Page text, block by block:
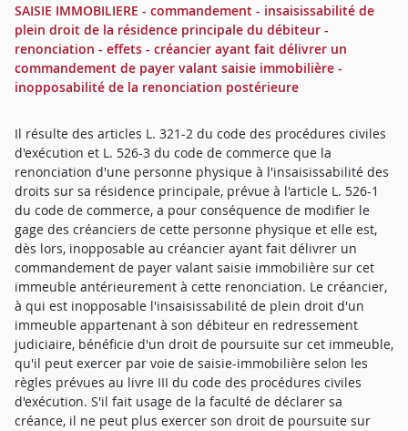
SAISIE IMMOBILIERE - commandement - insaisissabilité de
plein droit de la résidence principale du débiteur -
renonciation - effets - créancier ayant fait délivrer un
commandement de payer valant saisie immobilière -
inopposabilité de la renonciation postérieure
Il résulte des articles L. 321-2 du code des procédures civiles
d'exécution et L. 526-3 du code de commerce que la
renonciation d'une personne physique à l'insaisissabilité des
droits sur sa résidence principale, prévue à l'article L. 526-1
du code de commerce, a pour conséquence de modifier le
gage des créanciers de cette personne physique et elle est,
dès lors, inopposable au créancier ayant fait délivrer un
commandement de payer valant saisie immobilière sur cet
immeuble antérieurement à cette renonciation. Le créancier,
à qui est inopposable l'insaisissabilité de plein droit d'un
immeuble appartenant à son débiteur en redressement
judiciaire, bénéficie d'un droit de poursuite sur cet immeuble,
qu'il peut exercer par voie de saisie-immobilière selon les
règles prévues au livre III du code des procédures civiles
d'exécution. S'il fait usage de la faculté de déclarer sa
créance, il ne peut plus exercer son droit de poursuite sur